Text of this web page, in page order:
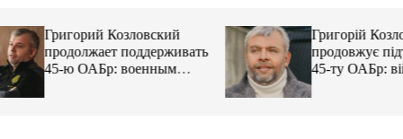
Григорий Козловский
продолжает поддерживать
45-ю ОАБр: военным
Григорій
продовжує
45-ту ОАБр:
передали